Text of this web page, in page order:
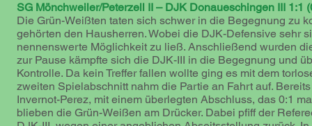
SG Mönchweiler/Peterzell II – DJK Donaueschingen III 1:1
Die Grün-Weißten taten sich schwer in die Begegnung zu
gehörten den Hausherren. Wobei die DJK-Defensive sehr
nennenswerte Möglichkeit zu ließ. Anschließend wurden
zur Pause kämpfte sich die DJK-III in die Begegnung und
Kontrolle. Da kein Treffer fallen wollte ging es mit dem
zweiten Spielabschnitt nahm die Partie an Fahrt auf.
Invernot-Perez, mit einem überlegten Abschluss, das 0:1
blieben die Grün-Weißen am Drücker. Dabei pfiff der